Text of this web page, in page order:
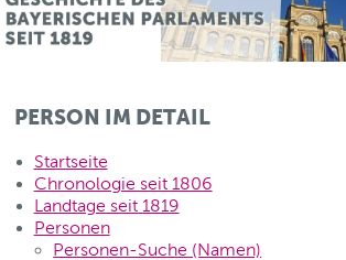
PERSON IM DETAIL
Startseite
Chronologie seit 1806
Landtage seit 1819
Personen
Personen-Suche (Namen)